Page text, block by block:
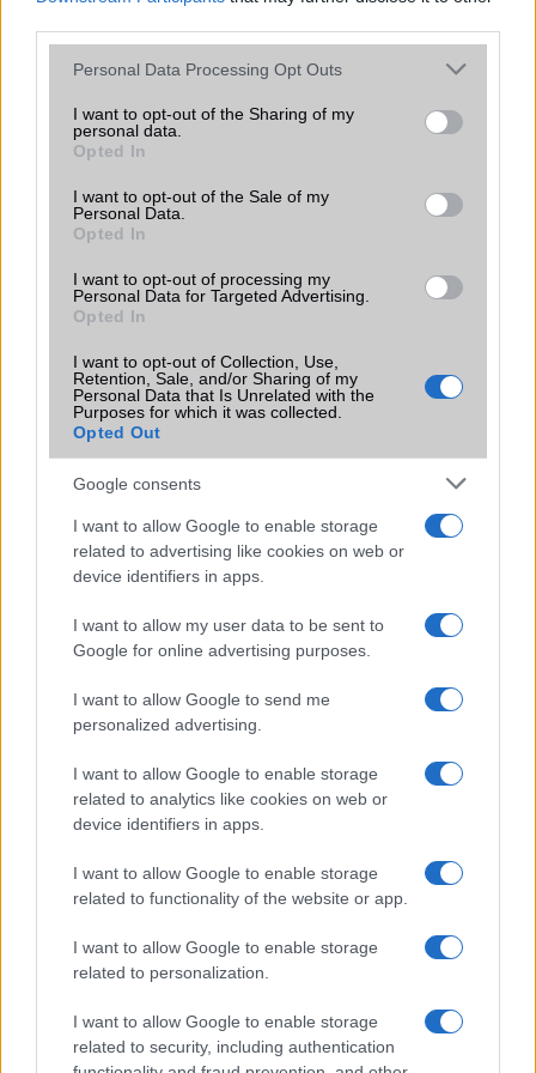
Please note that this website/app uses one or more Google
not limited to your visit or usage behaviour. You may click to
grant or deny consent to Google and its third-party tags to
use your data for below specified purposes in below Google
consent section.
Personal Data Processing Opt Outs
I want to opt-out of the Sharing of my
personal data.
Opted In
I want to opt-out of the Sale of my
Personal Data.
Opted In
I want to opt-out of processing my
Personal Data for Targeted Advertising.
Opted In
I want to opt-out of Collection, Use,
Retention, Sale, and/or Sharing of my
Personal Data that Is Unrelated with the
Purposes for which it was collected.
Opted Out
Google consents
I want to allow Google to enable storage
related to advertising like cookies on web or
device identifiers in apps.
I want to allow my user data to be sent to
Google for online advertising purposes.
I want to allow Google to send me
personalized advertising.
I want to allow Google to enable storage
related to analytics like cookies on web or
device identifiers in apps.
I want to allow Google to enable storage
related to functionality of the website or app.
I want to allow Google to enable storage
related to personalization.
I want to allow Google to enable storage
related to security, including authentication
KAPCSOLÓDÓ HÍREK
Hibásan érkezik a Google Nexus 4
HTC: 512MB RAM alatt nincs frissítés
2012 december: érdeklődés hiányában elmarad
Galaxy S II Jelly Bean update: februárban
Android 4.2.2: az új funkciók
Átalakul a Google Play: éljen a Holo!
Még mindig komoly bajok vannak az iOS-szel
Elindult a Gmail frissítés, innen is letölthető
Számos népszerű Samsung Galaxy készülék kimarad a One
UI 9 frissítésből – itt a lista az érintett modellekről
iPhone 18 bemutató dátum - ekkor rántja le a leplet az
Az Android rejtett automatizmusai: hat funkció, amely
észrevétlenül könnyíti meg a mindennapokat
Ez a rejtett Samsung funkció teljesen megváltoztatja a
mobilhasználatot – sokan mégsem tudnak róla
Nem biztos, hogy érdemes kivárni az iPhone 18 Prot
A Galaxy S25 is megkaphatja a Galaxy S26 egyik legjobb
Élőképeken a Dark Cherry színű iPhone 18 Pro Max!